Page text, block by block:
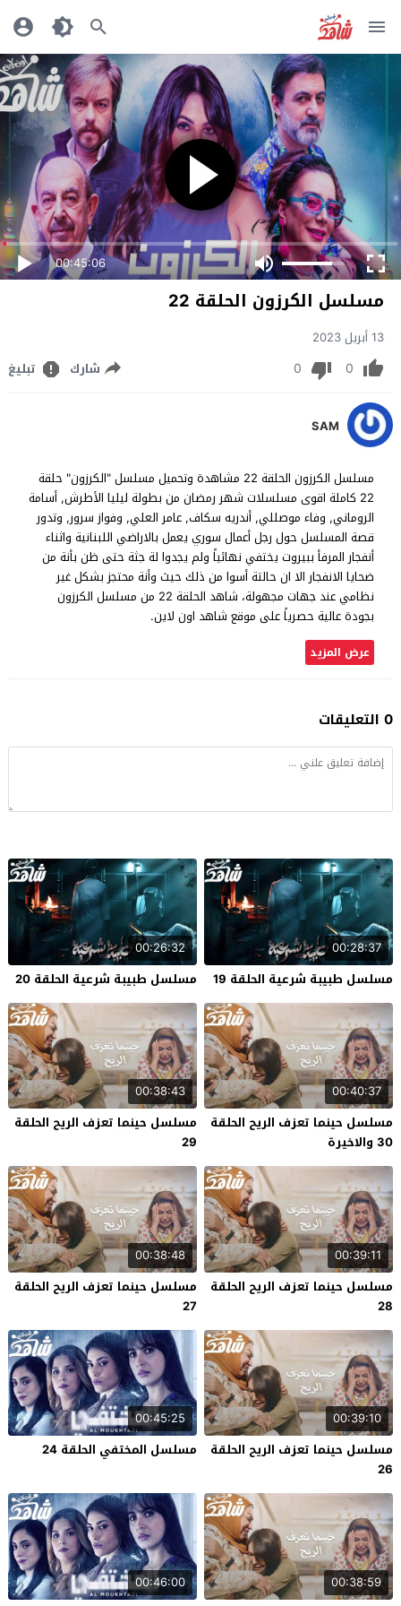
00:45:06
مسلسل الكرزون الحلقة 22
13 أبريل 2023
0
0 شارك تبليغ
SAM
مسلسل الكرزون الحلقة 22 مشاهدة وتحميل مسلسل "الكرزون" حلقة
22 كاملة اقوى مسلسلات شهر رمضان من بطولة ليليا الأطرش, أسامة
الروماني, وفاء موصللي, أندريه سكاف, عامر العلي, وفواز سرور, وتدور
قصة المسلسل حول رجل أعمال سوري يعمل بالاراضي اللبنانية واثناء
أنفجار المرفأ ببيروت يختفي نهائياً ولم يجدوا لة جثة حتى ظن بأنة من
ضحايا الانفجار الا ان حالتة أسوا من ذلك حيث وأنة محتجز بشكل غير
نظامي عند جهات مجهولة، شاهد الحلقة 22 من مسلسل الكرزون
بجودة عالية حصرياً على موقع شاهد اون لاين.
عرض المزيد
0 التعليقات
00:28:37
مسلسل طبيبة شرعية الحلقة 19
00:26:32
مسلسل طبيبة شرعية الحلقة 20
00:40:37
مسلسل حينما تعزف الريح الحلقة
30 والاخيرة
00:38:43
مسلسل حينما تعزف الريح الحلقة
29
00:39:11
مسلسل حينما تعزف الريح الحلقة
28
00:38:48
مسلسل حينما تعزف الريح الحلقة
27
00:39:10
مسلسل حينما تعزف الريح الحلقة
26
00:45:25
مسلسل المختفي الحلقة 24
00:38:59
00:46:00